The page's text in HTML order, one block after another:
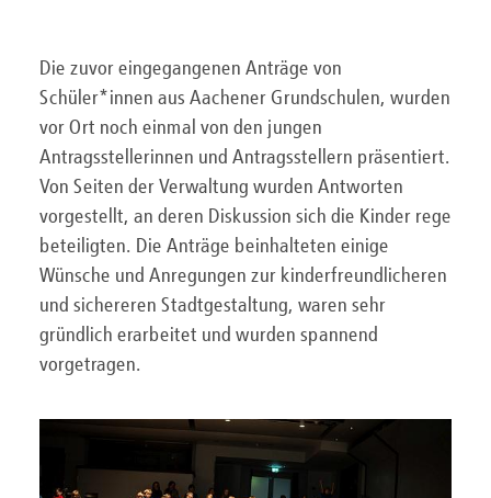
Die zuvor eingegangenen Anträge von
Schüler*innen aus Aachener Grundschulen, wurden
vor Ort noch einmal von den jungen
Antragsstellerinnen und Antragsstellern präsentiert.
Von Seiten der Verwaltung wurden Antworten
vorgestellt, an deren Diskussion sich die Kinder rege
beteiligten. Die Anträge beinhalteten einige
Wünsche und Anregungen zur kinderfreundlicheren
und sichereren Stadtgestaltung, waren sehr
gründlich erarbeitet und wurden spannend
vorgetragen.